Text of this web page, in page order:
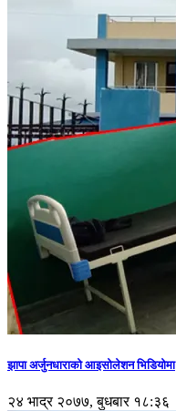
झापा अर्जुनधाराको आइसोलेशन भिडियोमा
२४ भाद्र २०७७, बुधबार १८:३६